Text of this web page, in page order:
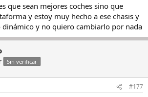
que sean mejores coches sino que
y estoy muy hecho a ese chasis y
y no quiero cambiarlo por nada
Sin verificar
#177